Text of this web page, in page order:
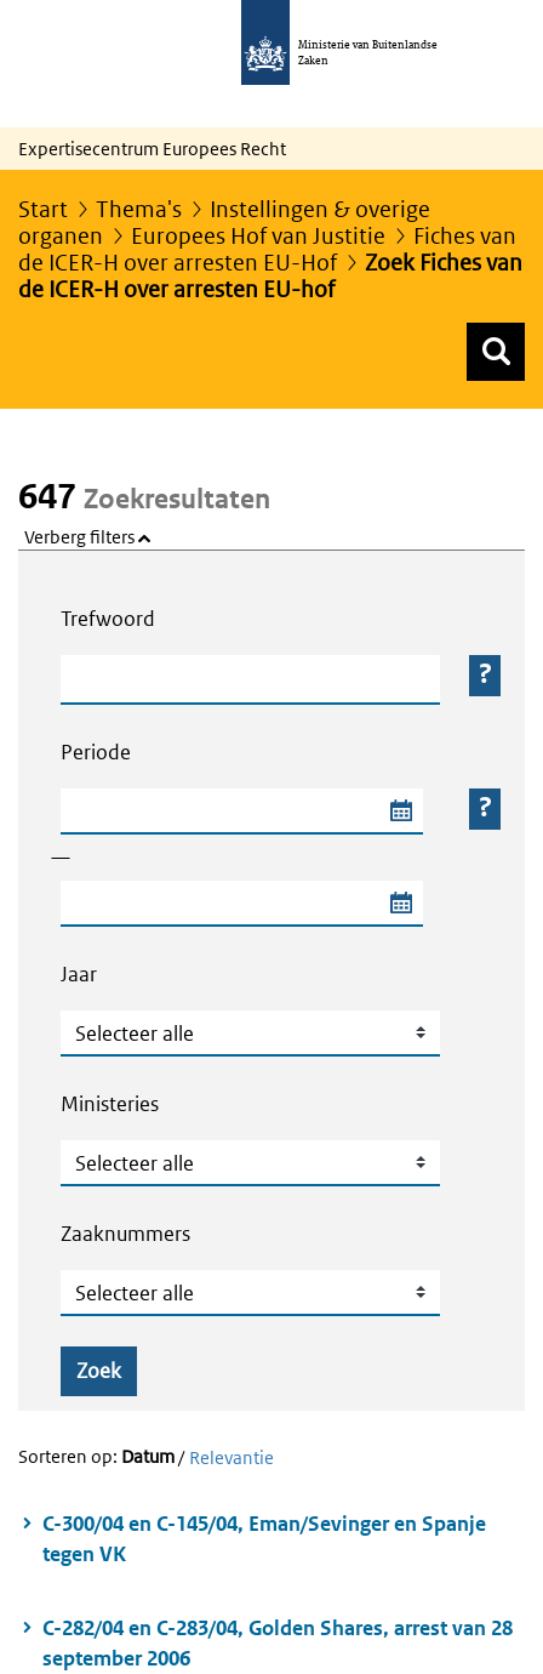
Ministerie van Buitenlandse
Zaken
Expertisecentrum Europees Recht
Start Thema's
Instellingen & overige
organen
Europees Hof van Justitie
Fiches van
de ICER-H over arresten EU-Hof
Zoek Fiches van
de ICER-H over arresten EU-hof
647 Zoekresultaten
Verberg filters
Trefwoord
Periode
—
Jaar
Jaar
Ministeries
Ministeries
Zaaknummers
Zaaknummers
Zoek
Sorteren op: Datum/ Relevantie
C-300/04 en C-145/04, Eman/Sevinger en Spanje
tegen VK
C-282/04 en C-283/04, Golden Shares, arrest van 28
september 2006